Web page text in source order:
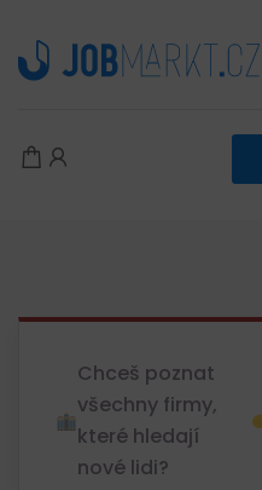
Chceš poznat
všechny firmy,
které hledají
nové lidi?